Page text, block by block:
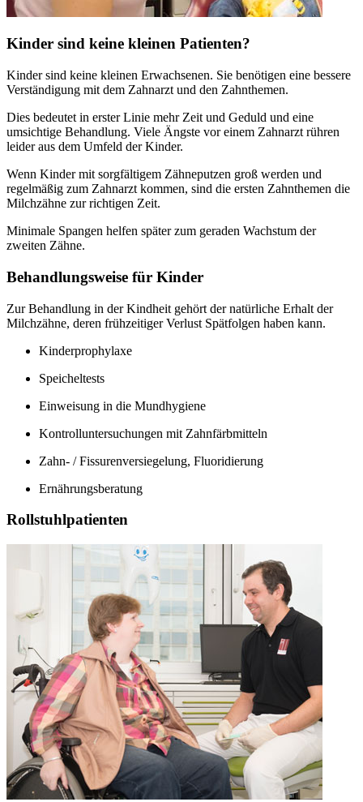
Kinder sind keine kleinen Patienten?
Kinder sind keine kleinen Erwachsenen. Sie benötigen eine bessere
Verständigung mit dem Zahnarzt und den Zahnthemen.
Dies bedeutet in erster Linie mehr Zeit und Geduld und eine
umsichtige Behandlung. Viele Ängste vor einem Zahnarzt rühren
leider aus dem Umfeld der Kinder.
Wenn Kinder mit sorgfältigem Zähneputzen groß werden und
regelmäßig zum Zahnarzt kommen, sind die ersten Zahnthemen die
Milchzähne zur richtigen Zeit.
Minimale Spangen helfen später zum geraden Wachstum der
zweiten Zähne.
Behandlungsweise für Kinder
Zur Behandlung in der Kindheit gehört der natürliche Erhalt der
Milchzähne, deren frühzeitiger Verlust Spätfolgen haben kann.
Kinderprophylaxe
Speicheltests
Einweisung in die Mundhygiene
Kontrolluntersuchungen mit Zahnfärbmitteln
Zahn- / Fissurenversiegelung, Fluoridierung
Ernährungsberatung
Rollstuhlpatienten